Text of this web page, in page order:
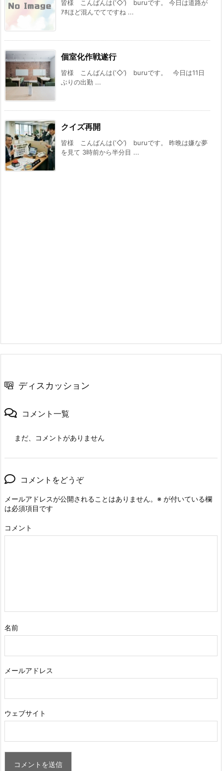
皆様 こんばんは(‘◇’)ゞburuです。 今日は道路が
ｱﾎほど混んでてですね ...
個室化作戦遂行
皆様 こんばんは(‘◇’)ゞburuです。 今日は11日
ぶりの出勤 ...
クイズ再開
皆様 こんばんは(‘◇’)ゞburuです。 昨晩は嫌な夢
を見て 3時前から半分目 ...
ディスカッション
コメント一覧
まだ、コメントがありません
コメントをどうぞ
メールアドレスが公開されることはありません。 ※ が付いている欄
は必須項目です
コメント
名前
メールアドレス
ウェブサイト